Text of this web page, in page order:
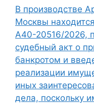
В производстве
Москвы
А40-20516/2026,
судебный акт о
банкротом и
реализации
иных
дела, поскольку